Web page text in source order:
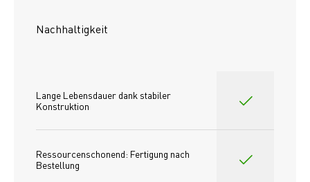
Nachhaltigkeit
Lange Lebensdauer dank stabiler
Konstruktion
Ressourcenschonend: Fertigung nach
Bestellung